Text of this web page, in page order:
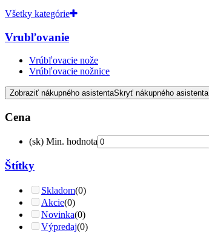
Všetky kategórie
Vrubľovanie
Vrúbľovacie nože
Vrúbľovacie nožnice
Zobraziť nákupného asistentaSkryť nákupného asistenta
Cena
(sk) Min. hodnota
Štítky
Skladom(0)
Akcie(0)
Novinka(0)
Výpredaj(0)